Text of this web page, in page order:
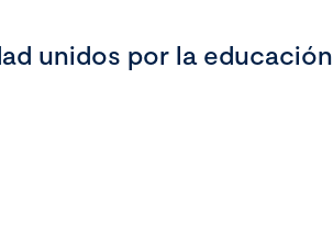
unidos por la educación